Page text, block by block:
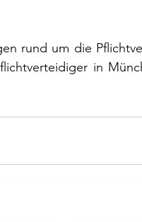
rund um die
in